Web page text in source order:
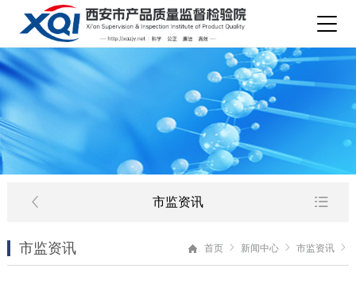
市监资讯
市监资讯 首页 新闻中心 市监资讯